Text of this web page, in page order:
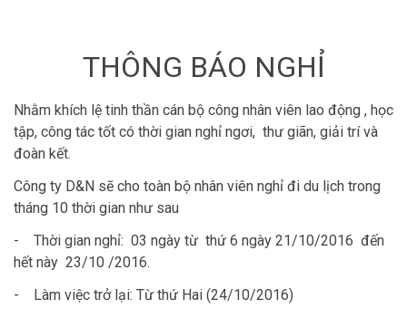
THÔNG BÁO NGHỈ
Nhằm khích lệ tinh thần cán bộ công nhân viên lao động , học
tập, công tác tốt có thời gian nghỉ ngơi, thư giãn, giải trí và
đoàn kết.
Công ty D&N sẽ cho toàn bộ nhân viên nghỉ đi du lịch trong
tháng 10 thời gian như sau
- Thời gian nghỉ: 03 ngày từ thứ 6 ngày 21/10/2016 đến
hết này 23/10 /2016.
- Làm việc trở lại: Từ thứ Hai (24/10/2016)